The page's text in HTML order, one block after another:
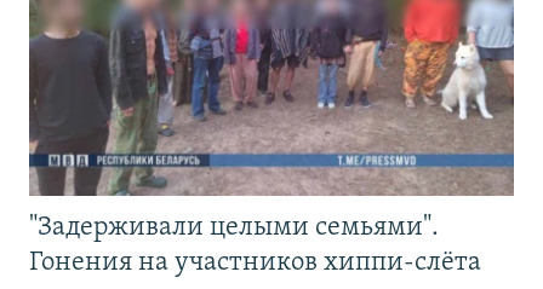
"Задерживали целыми семьями".
Гонения на участников хиппи-слёта